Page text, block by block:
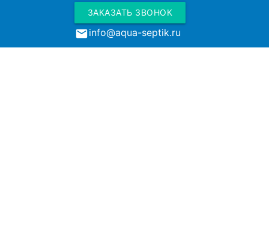
ЗАКАЗАТЬ ЗВОНОК
local_post_officeinfo@aqua-septik.ru